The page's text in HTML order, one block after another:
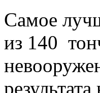
Самое
из 140